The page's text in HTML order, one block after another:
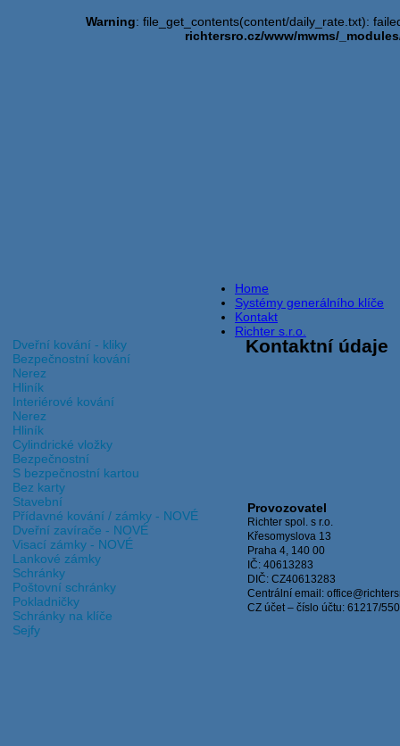
Warning: file_get_contents(content/daily_rate.txt):
richtersro.cz/www/mwms/
Home
Systémy generálního klíče
Kontakt
Richter s.r.o.
Dveřní kování - kliky
Bezpečnostní kování
Nerez
Hliník
Interiérové kování
Nerez
Hliník
Cylindrické vložky
Bezpečnostní
S bezpečnostní kartou
Bez karty
Stavební
Přídavné kování / zámky - NOVÉ
Dveřní zavírače - NOVÉ
Visací zámky - NOVÉ
Lankové zámky
Schránky
Poštovní schránky
Pokladničky
Schránky na klíče
Sejfy
Kontaktní údaje
Provozovatel
Richter spol. s r.o.
Křesomyslova 13
Praha 4, 140 00
IČ: 40613283
DIČ: CZ40613283
Centrální email:
CZ účet – číslo účtu: 61217/